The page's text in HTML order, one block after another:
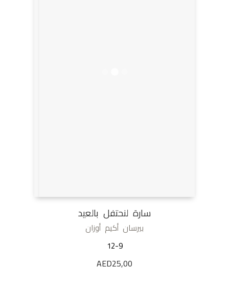
سارة لنحتفل بالعيد
بيرسان أكيم أوزان
12-9
AED25,00